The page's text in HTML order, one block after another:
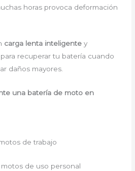
horas provoca deformación
carga lenta inteligente y
recuperar tu batería cuando
daños mayores.
una batería de moto en
de trabajo
de uso personal